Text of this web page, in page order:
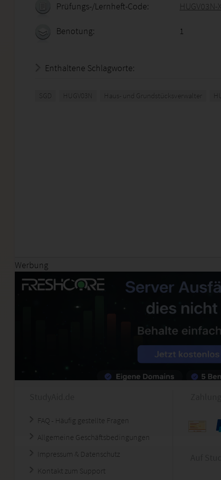
Prüfungs-/Lernheft-Code: HUGV03N-
Benotung: 1
Enthaltene Schlagworte:
SGD HUGV03N Haus- und Grundstücksverwalter
Werbung
FAQ - Häufig gestellte Fragen
Allgemeine Geschäftsbedingungen
Impressum & Datenschutz
Kontakt zum Support